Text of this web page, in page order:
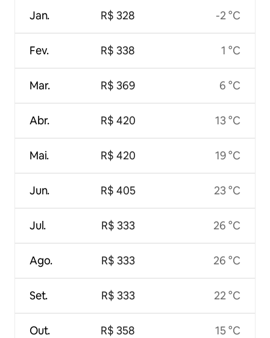
Jan.
Fev.
Mar.
Abr.
Mai.
Jun.
Jul.
Ago.
Set.
Out.
R$ 328
R$ 338
R$ 369
R$ 420
R$ 420
R$ 405
R$ 333
R$ 333
R$ 333
R$ 358
-2 °C
1 °C
6 °C
13 °C
19 °C
23 °C
26 °C
26 °C
22 °C
15 °C